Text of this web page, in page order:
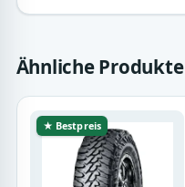
Ähnliche Produkte
★ Bestpreis